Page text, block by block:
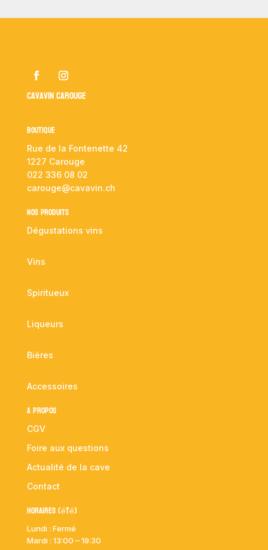
Cavavin Carouge
Boutique
Rue de la Fontenette 42
1227 Carouge
022 336 08 02
carouge@cavavin.ch
NOS PRODUITS
Dégustations vins
Vins
Spiritueux
Liqueurs
Bières
Accessoires
A propos
CGV
Foire aux questions
Actualité de la cave
Contact
Horaires (été)
Lundi : Fermé
Mardi : 13:00 – 19:30